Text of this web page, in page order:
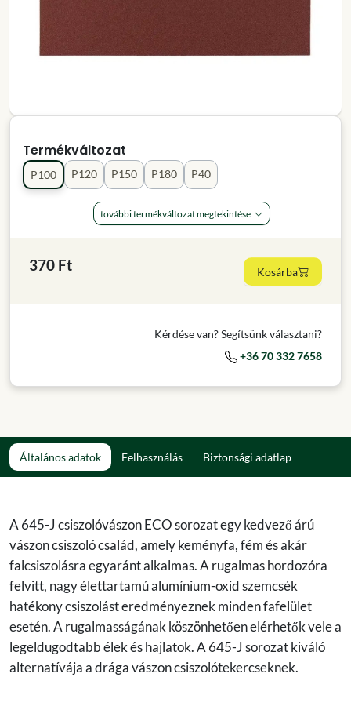
Termékváltozat
P100 P120 P150 P180 P40
további termékváltozat megtekintése
370 Ft Kosárba
Kérdése van? Segítsünk választani?
+36 70 332 7658
Általános adatok Felhasználás Biztonsági adatlap
A 645-J csiszolóvászon ECO sorozat egy kedvező árú
vászon csiszoló család, amely keményfa, fém és akár
falcsiszolásra egyaránt alkalmas. A rugalmas hordozóra
felvitt, nagy élettartamú alumínium-oxid szemcsék
hatékony csiszolást eredményeznek minden fafelület
esetén. A rugalmasságának köszönhetően elérhetők vele a
legeldugodtabb élek és hajlatok. A 645-J sorozat kiváló
alternatívája a drága vászon csiszolótekercseknek.